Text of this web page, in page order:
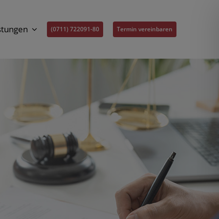
(0711) 722091-80 Termin vereinbaren